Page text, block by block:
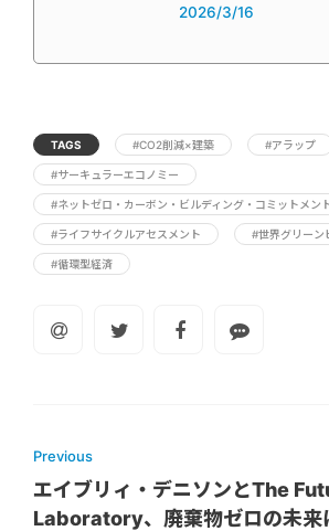
2026/3/16
TAGS #CO2削減×建築 #アラップ
#サーキュラーエコノミー
#ネットゼロ・カーボン・ビルディング・コミットメン
#ライフサイクルアセスメント #世界グリーン
#循環型経済
Previous
エイブリィ・デニソンとThe
Laboratory、廃棄物ゼロの未来